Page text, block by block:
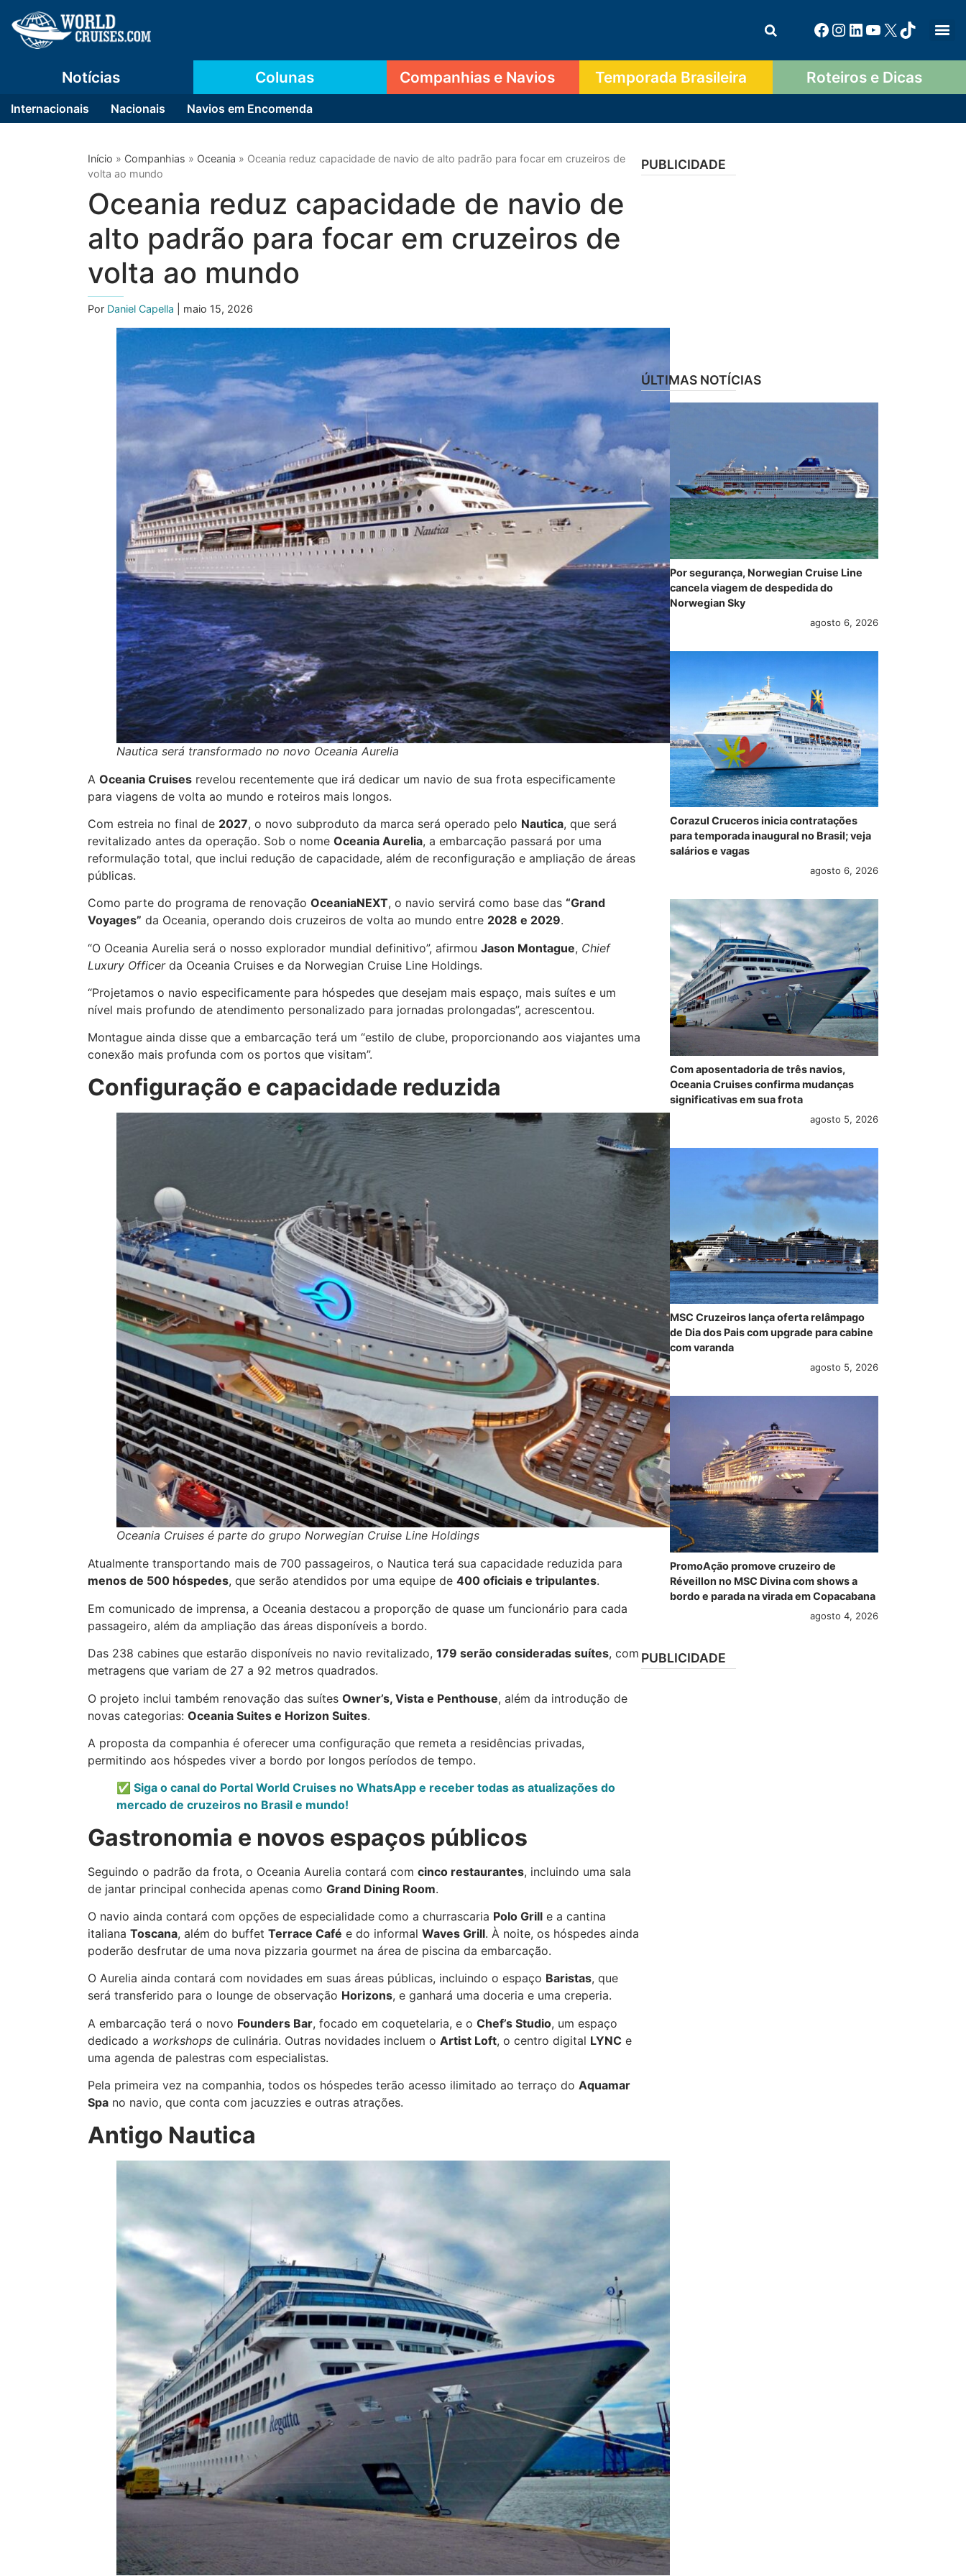
Notícias
Internacionais Nacionais Navios em Encomenda
Colunas Companhias e Navios Temporada Brasileira Roteiros e Dicas
Início » Companhias » Oceania » Oceania reduz capacidade de navio de alto padrão para focar em cruzeiros de
volta ao mundo
Oceania reduz capacidade de navio de
alto padrão para focar em cruzeiros de
volta ao mundo
Por Daniel Capella | maio 15, 2026
Nautica será transformado no novo Oceania Aurelia
A Oceania Cruises revelou recentemente que irá dedicar um navio de sua frota especificamente
para viagens de volta ao mundo e roteiros mais longos.
Com estreia no final de 2027, o novo subproduto da marca será operado pelo Nautica, que será
revitalizado antes da operação. Sob o nome Oceania Aurelia, a embarcação passará por uma
reformulação total, que inclui redução de capacidade, além de reconfiguração e ampliação de áreas
públicas.
Como parte do programa de renovação OceaniaNEXT, o navio servirá como base das “Grand
Voyages” da Oceania, operando dois cruzeiros de volta ao mundo entre 2028 e 2029.
“O Oceania Aurelia será o nosso explorador mundial definitivo”, afirmou Jason Montague, Chief
Luxury Officerda Oceania Cruises e da Norwegian Cruise Line Holdings.
“Projetamos o navio especificamente para hóspedes que desejam mais espaço, mais suítes e um
nível mais profundo de atendimento personalizado para jornadas prolongadas”, acrescentou.
Montague ainda disse que a embarcação terá um “estilo de clube, proporcionando aos viajantes uma
conexão mais profunda com os portos que visitam”.
Configuração e capacidade reduzida
Oceania Cruises é parte do grupo Norwegian Cruise Line Holdings
Atualmente transportando mais de 700 passageiros, o Nautica terá sua capacidade reduzida para
menos de 500 hóspedes, que serão atendidos por uma equipe de 400 oficiais e tripulantes.
Em comunicado de imprensa, a Oceania destacou a proporção de quase um funcionário para cada
passageiro, além da ampliação das áreas disponíveis a bordo.
Das 238 cabines que estarão disponíveis no navio revitalizado, 179 serão consideradas suítes, com
metragens que variam de 27 a 92 metros quadrados.
O projeto inclui também renovação das suítes Owner’s, Vista e Penthouse, além da introdução de
novas categorias: Oceania Suites e Horizon Suites.
A proposta da companhia é oferecer uma configuração que remeta a residências privadas,
permitindo aos hóspedes viver a bordo por longos períodos de tempo.
✅ Siga o canal do Portal World Cruises no WhatsApp e receber todas as atualizações do
mercado de cruzeiros no Brasil e mundo!
Gastronomia e novos espaços públicos
Seguindo o padrão da frota, o Oceania Aurelia contará com cinco restaurantes, incluindo uma sala
de jantar principal conhecida apenas como Grand Dining Room.
O navio ainda contará com opções de especialidade como a churrascaria Polo Grill e a cantina
italiana Toscana, além do buffet Terrace Café e do informal Waves Grill. À noite, os hóspedes ainda
poderão desfrutar de uma nova pizzaria gourmet na área de piscina da embarcação.
O Aurelia ainda contará com novidades em suas áreas públicas, incluindo o espaço Baristas, que
será transferido para o lounge de observação Horizons, e ganhará uma doceria e uma creperia.
A embarcação terá o novo Founders Bar, focado em coquetelaria, e o Chef’s Studio, um espaço
dedicado a workshops de culinária. Outras novidades incluem o Artist Loft, o centro digital LYNC e
uma agenda de palestras com especialistas.
Pela primeira vez na companhia, todos os hóspedes terão acesso ilimitado ao terraço do Aquamar
Spa no navio, que conta com jacuzzies e outras atrações.
Antigo Nautica
PUBLICIDADE
ÚLTIMAS NOTÍCIAS
Por segurança, Norwegian Cruise Line
cancela viagem de despedida do
Norwegian Sky
agosto 6, 2026
Corazul Cruceros inicia contratações
para temporada inaugural no Brasil; veja
salários e vagas
agosto 6, 2026
Com aposentadoria de três navios,
Oceania Cruises confirma mudanças
significativas em sua frota
agosto 5, 2026
MSC Cruzeiros lança oferta relâmpago
de Dia dos Pais com upgrade para cabine
com varanda
agosto 5, 2026
PromoAção promove cruzeiro de
Réveillon no MSC Divina com shows a
bordo e parada na virada em Copacabana
agosto 4, 2026
PUBLICIDADE